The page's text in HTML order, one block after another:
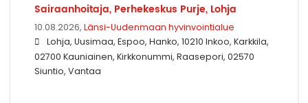
Sairaanhoitaja, Perhekeskus Purje, Lohja
10.08.2026, Länsi-Uudenmaan hyvinvointialue
Lohja, Uusimaa, Espoo, Hanko, 10210 Inkoo, Karkkila,
02700 Kauniainen, Kirkkonummi, Raasepori, 02570
Siuntio, Vantaa